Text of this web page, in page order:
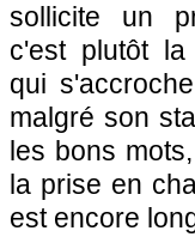
sollicite un
c'est plutôt
qui
malgré son
les bons
la prise en
est encore